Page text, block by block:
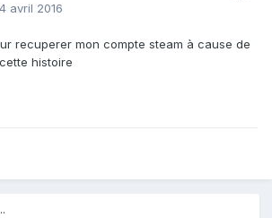
avril 2016
recuperer mon compte steam à cause de
histoire